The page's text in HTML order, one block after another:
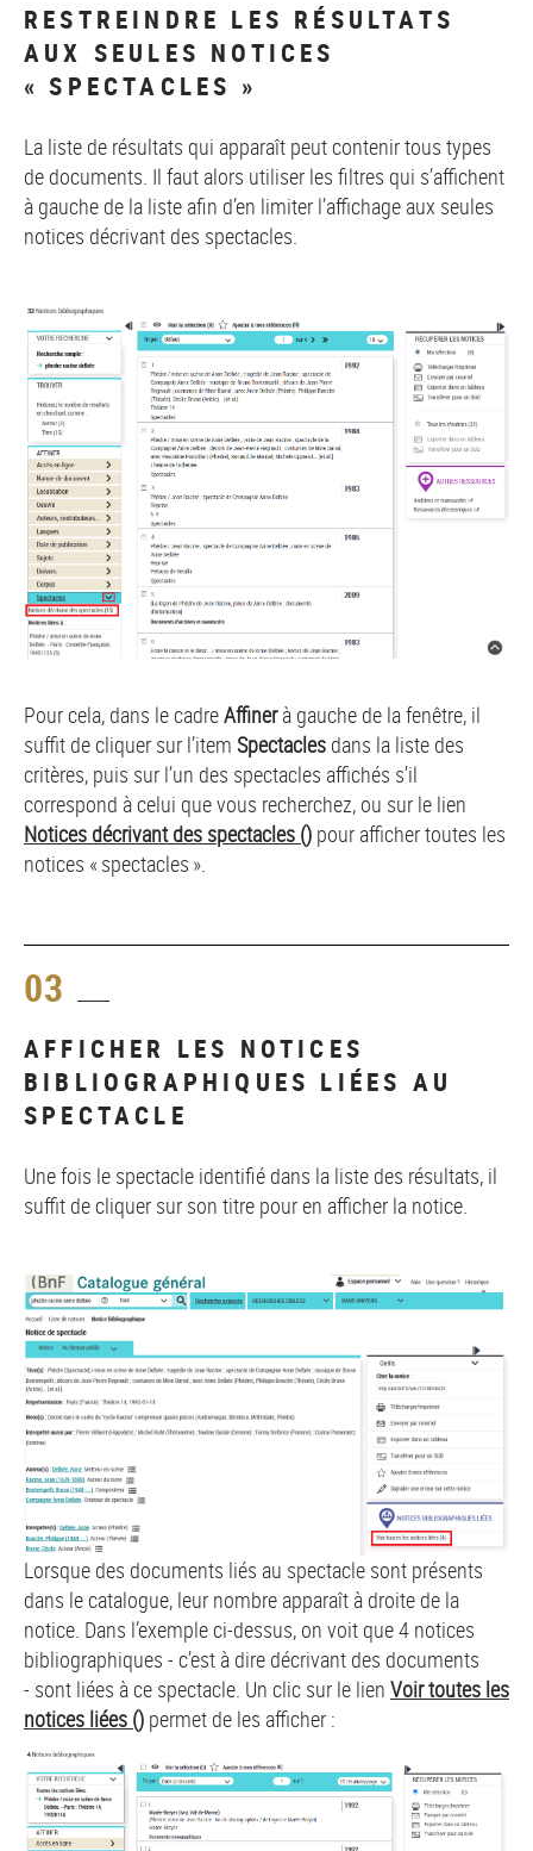
RESTREINDRE LES RÉSULTATS
AUX SEULES NOTICES
« SPECTACLES »
La liste de résultats qui apparaît peut contenir tous types
de documents. Il faut alors utiliser les filtres qui s’affichent
à gauche de la liste afin d’en limiter l’affichage aux seules
notices décrivant des spectacles.
Pour cela, dans le cadreAffinerà gauche de la fenêtre, il
suffit de cliquer sur l’item Spectacles dans la liste des
critères, puis sur l’un des spectacles affichés s’il
correspond à celui que vous recherchez, ou sur le lien
Notices décrivant des spectacles () pour afficher toutes les
notices « spectacles ».
03
AFFICHER LES NOTICES
BIBLIOGRAPHIQUES LIÉES AU
SPECTACLE
Une fois le spectacle identifié dans la liste des résultats, il
suffit de cliquer sur son titre pour en afficher la notice.
Lorsque des documents liés au spectacle sont présents
dans le catalogue, leur nombre apparaît à droite de la
notice. Dans l’exemple ci-dessus, on voit que 4 notices
bibliographiques - c’est à dire décrivant des documents
- sont liées à ce spectacle. Un clic sur le lien Voir toutes les
notices liées () permet de les afficher :